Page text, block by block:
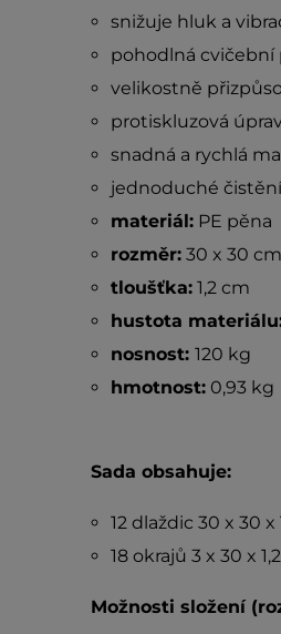
snižuje hluk a
pohodlná cvičební
velikostně
protiskluzová
snadná a rychlá
jednoduché
materiál:PE pěna
rozměr:30 x 30 cm
tloušťka:1,2 cm
hustota
nosnost: 120 kg
hmotnost:0,93 kg
Sada obsahuje:
12 dlaždic 30 x 30 x
18 okrajů 3 x 30 x
Možnosti složení